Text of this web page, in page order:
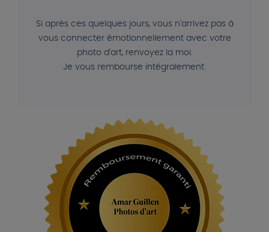
Si après ces quelques jours, vous n'arrivez pas à
vous connecter émotionnellement avec votre
photo d'art, renvoyez la moi.
Je vous rembourse intégralement.